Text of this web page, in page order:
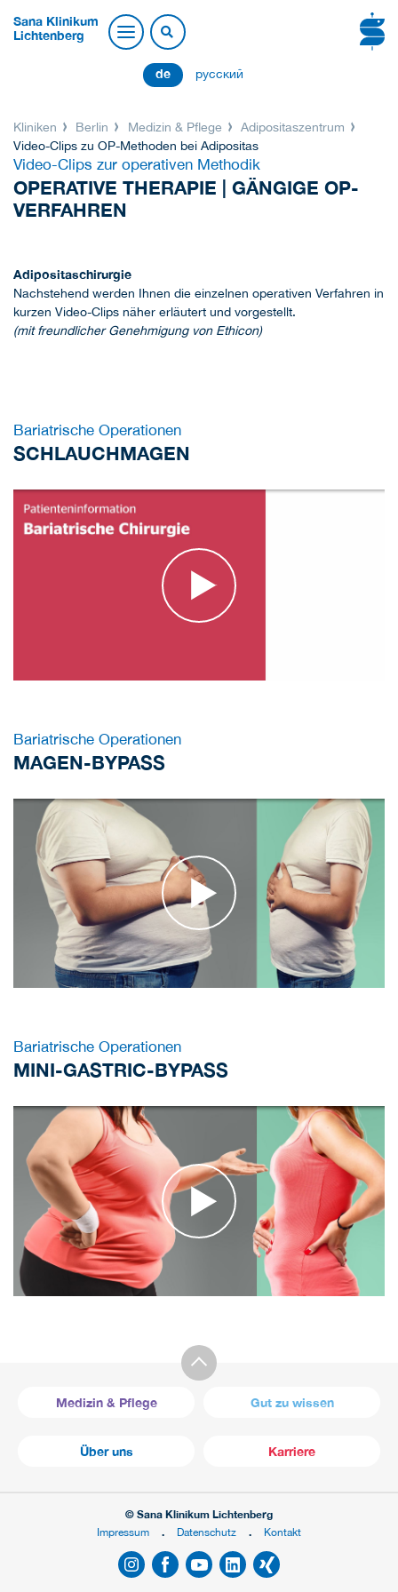
Sana Klinikum
Lichtenberg
de русский
Kliniken Berlin Medizin & Pflege
Adipositaszentrum
Video-Clips zu OP-Methoden bei Adipositas
Video-Clips zur operativen Methodik
OPERATIVE THERAPIE | GÄNGIGE OP-
VERFAHREN
Adipositaschirurgie
Nachstehend werden Ihnen die einzelnen operativen Verfahren in
kurzen Video-Clips näher erläutert und vorgestellt.
(mit freundlicher Genehmigung von Ethicon)
Bariatrische Operationen
SCHLAUCHMAGEN
Bariatrische Operationen
MAGEN-BYPASS
Bariatrische Operationen
MINI-GASTRIC-BYPASS
Medizin & Pflege Gut zu wissen
Über uns Karriere
© Sana Klinikum Lichtenberg
Impressum
Datenschutz Kontakt